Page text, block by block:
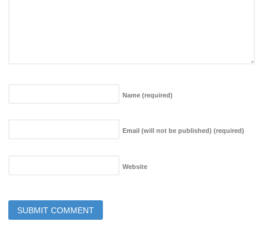
Name (required)
Email (will not be published) (required)
Website